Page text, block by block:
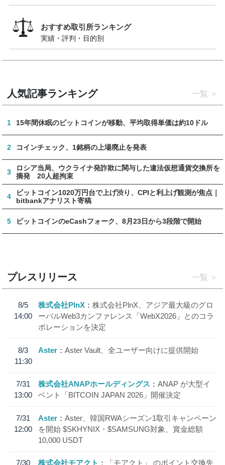
おすすめ取引所ランキング
実績・評判・目的別
人気記事ランキング 一覧
1 15年間休眠のビットコインが移動、平均取得単価は約10ドル
2 コインチェック、1銘柄の上場廃止を発表
3
ロシア当局、ウクライナ発詐欺に関与した違法仮想通貨交換所を
摘発 20人超拘束
4
ビットコイン1020万円台で上げ渋り、CPIと利上げ観測が焦点｜
bitbankアナリスト寄稿
5 ビットコインのeCashフォーク、8月23日から3段階で開始
プレスリリース 一覧
8/5
14:00
株式会社PlnX
株式会社PlnX、アジア最大級のグロ
ーバルWeb3カンファレンス「WebX2026」とのコラ
ボレーションを決定
8/3
11:30
Aster Aster Vault、全ユーザー向けに提供開始
7/31
13:00
株式会社ANAPホールディングス
ANAP が大型イ
ベント「BITCOIN JAPAN 2026」開催決定
7/31
12:00
Aster
Aster、韓国RWAシーズン1取引キャンペーン
を開始 $SKHYNIX・$SAMSUNG対象、賞金総額
10,000 USDT
7/30 株式会社モアクト 「モアクト」 のポイント交換先